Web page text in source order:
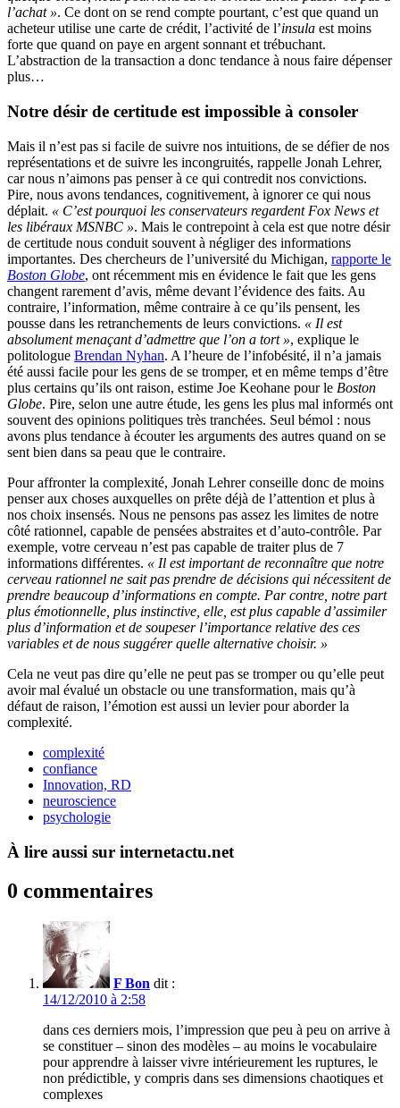
l’achat ». Ce dont on se rend compte pourtant, c’est que quand un
acheteur utilise une carte de crédit, l’activité de l’insula est moins
forte que quand on paye en argent sonnant et trébuchant.
L’abstraction de la transaction a donc tendance à nous faire dépenser
plus…
Notre désir de certitude est impossible à consoler
Mais il n’est pas si facile de suivre nos intuitions, de se défier de nos
représentations et de suivre les incongruités, rappelle Jonah Lehrer,
car nous n’aimons pas penser à ce qui contredit nos convictions.
Pire, nous avons tendances, cognitivement, à ignorer ce qui nous
déplait. « C’est pourquoi les conservateurs regardent Fox News et
les libéraux MSNBC ». Mais le contrepoint à cela est que notre désir
de certitude nous conduit souvent à négliger des informations
importantes. Des chercheurs de l’université du Michigan, rapporte le
Boston Globe, ont récemment mis en évidence le fait que les gens
changent rarement d’avis, même devant l’évidence des faits. Au
contraire, l’information, même contraire à ce qu’ils pensent, les
pousse dans les retranchements de leurs convictions. « Il est
absolument menaçant d’admettre que l’on a tort », explique le
politologue Brendan Nyhan. A l’heure de l’infobésité, il n’a jamais
été aussi facile pour les gens de se tromper, et en même temps d’être
plus certains qu’ils ont raison, estime Joe Keohane pour le Boston
Globe. Pire, selon une autre étude, les gens les plus mal informés ont
souvent des opinions politiques très tranchées. Seul bémol : nous
avons plus tendance à écouter les arguments des autres quand on se
sent bien dans sa peau que le contraire.
Pour affronter la complexité, Jonah Lehrer conseille donc de moins
penser aux choses auxquelles on prête déjà de l’attention et plus à
nos choix insensés. Nous ne pensons pas assez les limites de notre
côté rationnel, capable de pensées abstraites et d’auto-contrôle. Par
exemple, votre cerveau n’est pas capable de traiter plus de 7
informations différentes. « Il est important de reconnaître que notre
cerveau rationnel ne sait pas prendre de décisions qui nécessitent de
prendre beaucoup d’informations en compte. Par contre, notre part
plus émotionnelle, plus instinctive, elle, est plus capable d’assimiler
plus d’information et de soupeser l’importance relative des ces
variables et de nous suggérer quelle alternative choisir. »
Cela ne veut pas dire qu’elle ne peut pas se tromper ou qu’elle peut
avoir mal évalué un obstacle ou une transformation, mais qu’à
défaut de raison, l’émotion est aussi un levier pour aborder la
complexité.
complexité
confiance
Innovation, RD
neuroscience
psychologie
À lire aussi sur internetactu.net
0 commentaires
F Bon dit :
14/12/2010 à 2:58
dans ces derniers mois, l’impression que peu à peu on arrive à
se constituer – sinon des modèles – au moins le vocabulaire
pour apprendre à laisser vivre intérieurement les ruptures, le
non prédictible, y compris dans ses dimensions chaotiques et
complexes